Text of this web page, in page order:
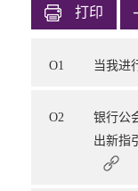
打印
O1 当我进
O2
银行公
出新指